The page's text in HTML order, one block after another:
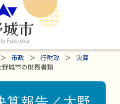
市政 行財政
決算
城市の財務書類